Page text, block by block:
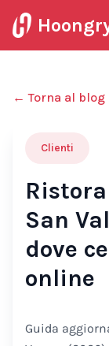
←Torna al blog
Clienti
San
dove
online
Guida